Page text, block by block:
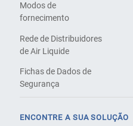
Modos de
fornecimento
Rede de Distribuidores
de Air Liquide
Fichas de Dados de
Segurança
ENCONTRE A SUA SOLUÇÃO